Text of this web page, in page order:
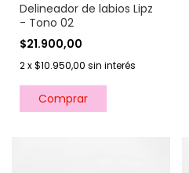
Delineador de labios Lipz
- Tono 02
$21.900,00
2x$10.950,00 sin interés